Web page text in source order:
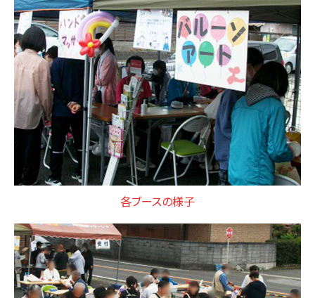
各ブースの様子